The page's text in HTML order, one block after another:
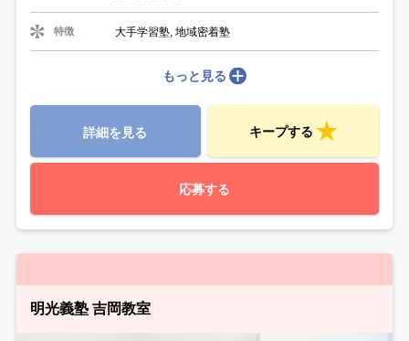
特徴 大手学習塾, 地域密着塾
もっと見る
詳細を見る キープする
応募する
明光義塾 吉岡教室